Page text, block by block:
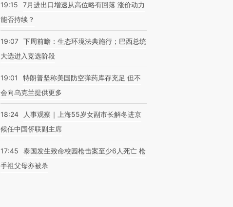
19:15
7月进出口增速从高位略有回落 涨价动力
能否持续？
19:07 下周前瞻：生态环境法典施行；巴西总统
大选进入竞选阶段
19:01
特朗普坚称美国防空弹药库存充足 但不
会向乌克兰提供更多
18:24
人事观察｜上海55岁女副市长解冬进京
候任中国侨联副主席
17:45
泰国发生致命校园枪击案至少6人死亡 枪
手祖父母亦被杀